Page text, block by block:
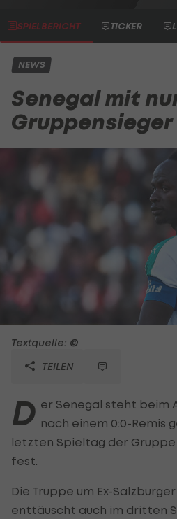
SPIELBERICHT TICKER
NEWS
Senegal mit
Gruppensieger
Textquelle: ©
TEILEN
D er Senegal steht beim
nach einem 0:0-Remis
letzten Spieltag der Gruppe
fest.
Die Truppe um Ex-
enttäuscht auch im dritten